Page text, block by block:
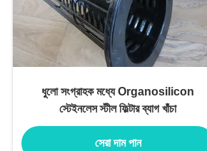
ধুলো সংগ্রাহক মধ্যে Organosilicon
স্টেইনলেস স্টীল ফিল্টার ব্যাগ খাঁচা
সেরা দাম পান